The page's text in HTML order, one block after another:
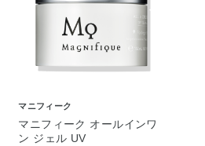
マニフィーク
マニフィーク オールインワ
ン ジェル UV